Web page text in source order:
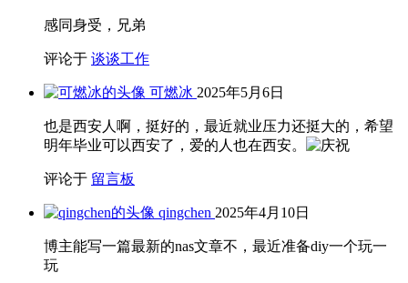
感同身受，兄弟
评论于 谈谈工作
可燃冰 2025年5月6日
也是西安人啊，挺好的，最近就业压力还挺大的，希望
明年毕业可以西安了，爱的人也在西安。
评论于 留言板
qingchen 2025年4月10日
博主能写一篇最新的nas文章不，最近准备diy一个玩一
玩